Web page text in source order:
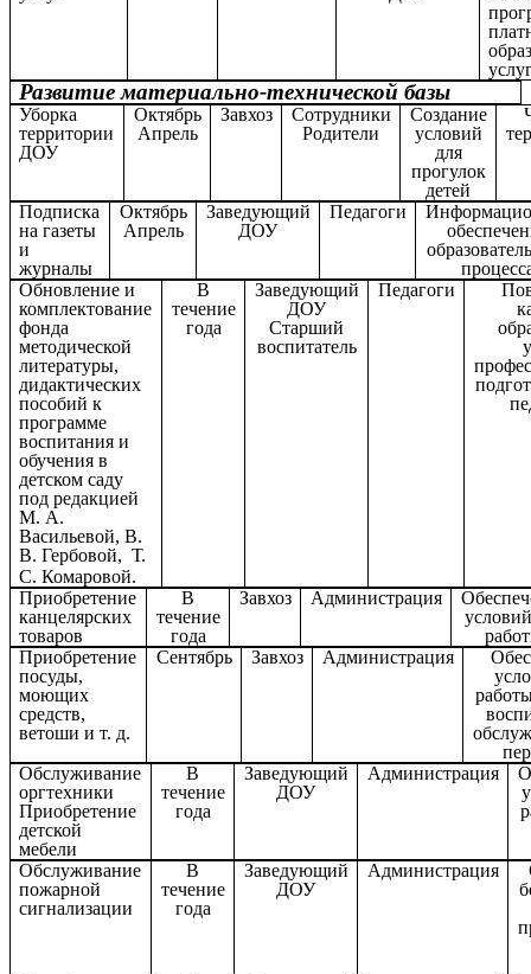
Развитие материально-технической базы
Уборка
территории
ДОУ
Октябрь
Апрель
Завхоз
Сотрудники
Родители
Создание
условий
для
прогулок
детей
Подписка
на газеты
и
журналы
Октябрь
Апрель
Заведующий
ДОУ
Педагоги
Обновление и
комплектование
фонда
методической
литературы,
дидактических
пособий к
программе
воспитания и
обучения в
детском саду
под редакцией
М. А.
Васильевой, В.
В. Гербовой, Т.
С. Комаровой.
В
течение
года
Заведующий
ДОУ
Старший
воспитатель
Педагоги
Приобретение
канцелярских
товаров
В
течение
года
Завхоз Администрация
Приобретение
посуды,
моющих
средств,
ветоши и т. д.
Сентябрь Завхоз Администрация
Обслуживание
оргтехники
Приобретение
детской
мебели
В
течение
года
Заведующий
ДОУ
Администрация
Обслуживание
пожарной
сигнализации
В
течение
года
Заведующий
ДОУ
Администрация